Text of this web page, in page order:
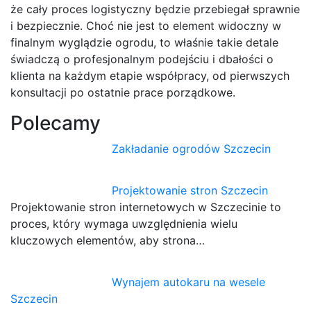
że cały proces logistyczny będzie przebiegał sprawnie
i bezpiecznie. Choć nie jest to element widoczny w
finalnym wyglądzie ogrodu, to właśnie takie detale
świadczą o profesjonalnym podejściu i dbałości o
klienta na każdym etapie współpracy, od pierwszych
konsultacji po ostatnie prace porządkowe.
Polecamy
Zakładanie ogrodów Szczecin
Projektowanie stron Szczecin
Projektowanie stron internetowych w Szczecinie to
proces, który wymaga uwzględnienia wielu
kluczowych elementów, aby strona…
Wynajem autokaru na wesele
Szczecin